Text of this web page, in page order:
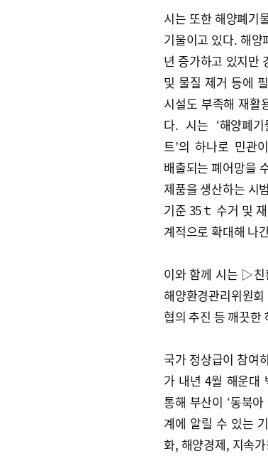
시는 또한 해양폐기
기울이고 있다. 해양
년 증가하고 있지만
및 물질 제거 등에
시설도 부족해 재활
다. 시는 ‘해양폐
트’의 하나로 민관
배출되는 폐어망을
제품을 생산하는 시
기준 35ｔ 수거 및
계적으로 확대해 나
이와 함께 시는 ▷
해양환경관리위원
협의 추진 등 깨끗한
국가 정상급이 참여
가 내년 4월 해운대
통해 부산이 ‘동북
계에 알릴 수 있는
화, 해양경제, 지속